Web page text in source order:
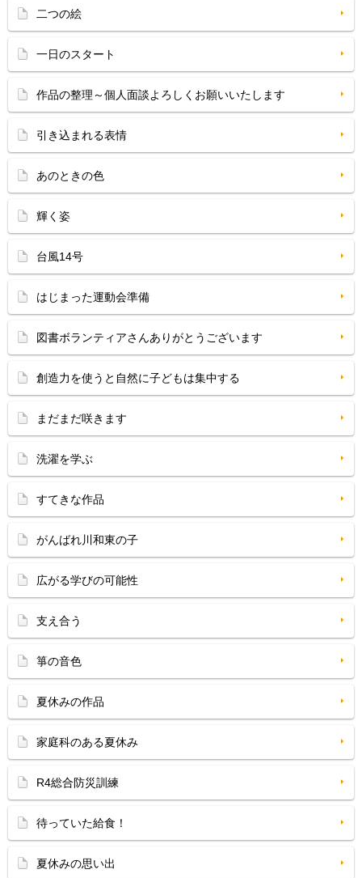
二つの絵
一日のスタート
作品の整理～個人面談よろしくお願いいたします
引き込まれる表情
あのときの色
輝く姿
台風14号
はじまった運動会準備
図書ボランティアさんありがとうございます
創造力を使うと自然に子どもは集中する
まだまだ咲きます
洗濯を学ぶ
すてきな作品
がんばれ川和東の子
広がる学びの可能性
支え合う
箏の音色
夏休みの作品
家庭科のある夏休み
R4総合防災訓練
待っていた給食！
夏休みの思い出